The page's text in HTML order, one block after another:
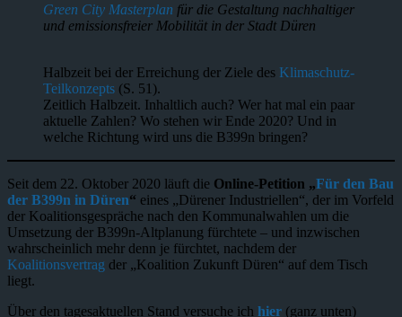
Green City Masterplan für die Gestaltung nachhaltiger
und emissionsfreier Mobilität in der Stadt Düren
Halbzeit bei der Erreichung der Ziele des Klimaschutz-
Teilkonzepts (S. 51).
Zeitlich Halbzeit. Inhaltlich auch? Wer hat mal ein paar
aktuelle Zahlen? Wo stehen wir Ende 2020? Und in
welche Richtung wird uns die B399n bringen?
Seit dem 22. Oktober 2020 läuft die Online-Petition „Für den Bau
der B399n in Düren“ eines „Dürener Industriellen“, der im Vorfeld
der Koalitionsgespräche nach den Kommunalwahlen um die
Umsetzung der B399n-Altplanung fürchtete – und inzwischen
wahrscheinlich mehr denn je fürchtet, nachdem der
Koalitionsvertrag der „Koalition Zukunft Düren“ auf dem Tisch
liegt.
Über den tagesaktuellen Stand versuche ich hier (ganz unten)